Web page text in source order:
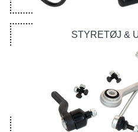
STYRETØJ &